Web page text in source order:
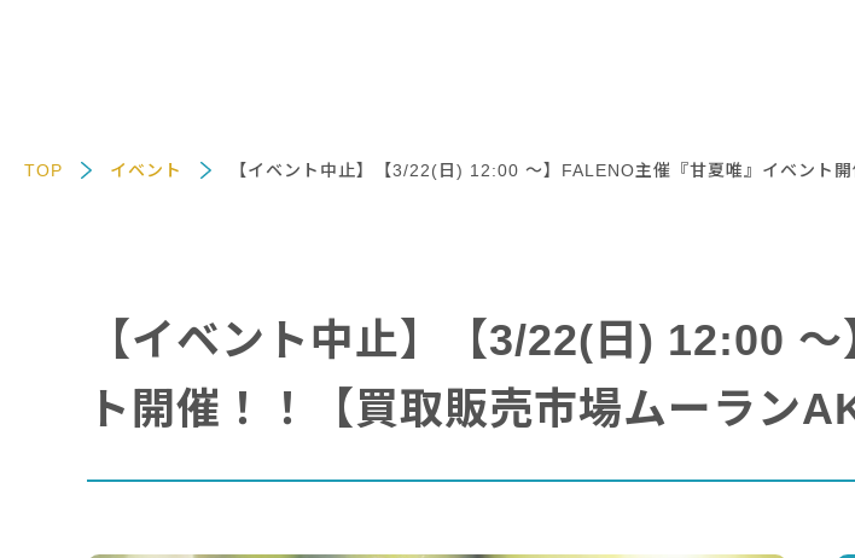
TOP イベント 【イベント中止】【3/22(日) 12:00 〜】FALENO主催『甘夏唯』イベント
【イベント中止】【3/22(日) 12:00
ト開催！！【買取販売市場ムーラン